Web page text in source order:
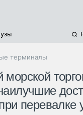
терминалы
перевалке